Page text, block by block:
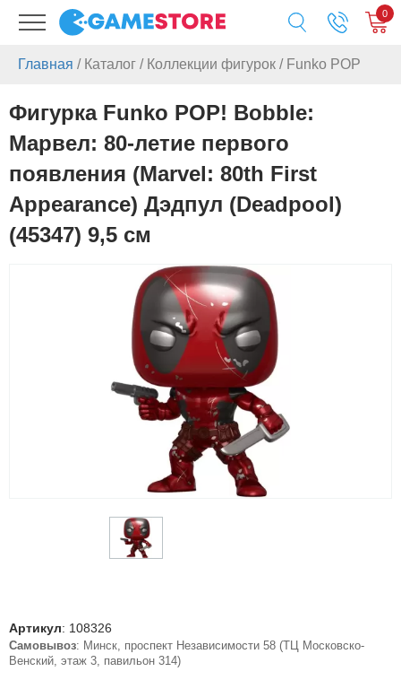
0
Главная / Каталог / Коллекции фигурок / Funko POP
Фигурка Funko POP! Bobble:
Марвел: 80-летие первого
появления (Marvel: 80th First
Appearance) Дэдпул (Deadpool)
(45347) 9,5 см
Артикул: 108326
Самовывоз: Минск, проспект Независимости 58 (ТЦ Московско-
Венский, этаж 3, павильон 314)